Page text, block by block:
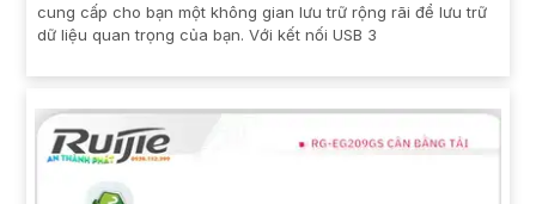
cung cấp cho bạn một không gian lưu trữ rộng rãi để lưu trữ
dữ liệu quan trọng của bạn. Với kết nối USB 3